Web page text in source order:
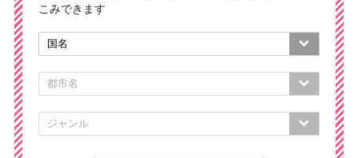
こみできます